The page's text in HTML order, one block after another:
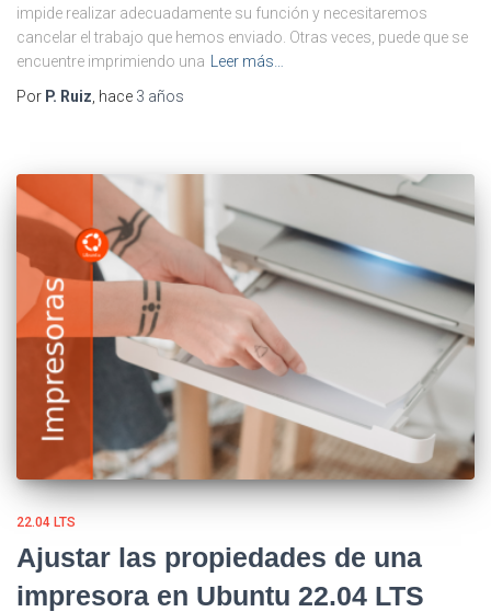
impide realizar adecuadamente su función y necesitaremos
cancelar el trabajo que hemos enviado. Otras veces, puede que se
encuentre imprimiendo una Leer más…
Por P. Ruiz, hace 3 años
22.04 LTS
Ajustar las propiedades de una
impresora en Ubuntu 22.04 LTS